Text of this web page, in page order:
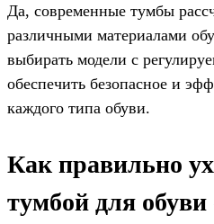
Да, современные тумбы
различными материалами
выбирать модели с
обеспечить безопасное и
каждого типа обуви.
Как правильно
тумбой для обуви